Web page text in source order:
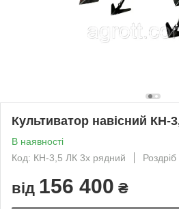
Культиватор навісний КН-
В наявності
Код: КН-3,5 ЛК 3х рядний
Роздріб
від 156 400 ₴